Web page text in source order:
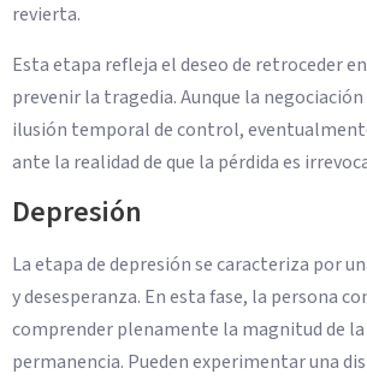
revierta.
Esta etapa refleja el deseo de retroceder
prevenir la tragedia. Aunque la
ilusión temporal de control,
ante la realidad de que la pérdida es
Depresión
La etapa de depresión se caracteriza por
y desesperanza. En esta fase, la persona
comprender plenamente la magnitud de la
permanencia. Pueden experimentar una